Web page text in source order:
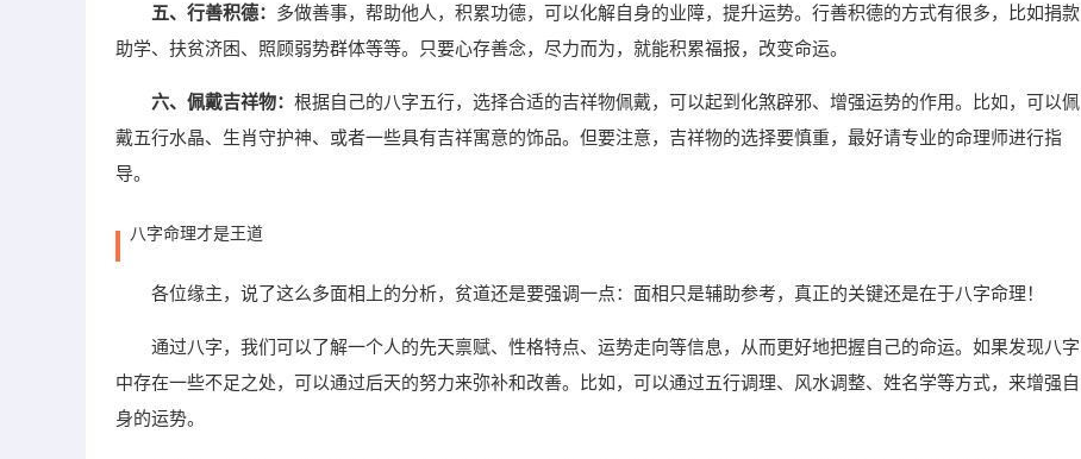
五、行善积德： 多做善事，帮助他人，积累功德，可以化解自身的业障，提升运势。行善积德的方式有很多，比如捐款
助学、扶贫济困、照顾弱势群体等等。只要心存善念，尽力而为，就能积累福报，改变命运。
六、佩戴吉祥物： 根据自己的八字五行，选择合适的吉祥物佩戴，可以起到化煞辟邪、增强运势的作用。比如，可以佩
戴五行水晶、生肖守护神、或者一些具有吉祥寓意的饰品。但要注意，吉祥物的选择要慎重，最好请专业的命理师进行指
导。
八字命理才是王道
各位缘主，说了这么多面相上的分析，贫道还是要强调一点：面相只是辅助参考，真正的关键还是在于八字命理！
通过八字，我们可以了解一个人的先天禀赋、性格特点、运势走向等信息，从而更好地把握自己的命运。如果发现八字
中存在一些不足之处，可以通过后天的努力来弥补和改善。比如，可以通过五行调理、风水调整、姓名学等方式，来增强自
身的运势。